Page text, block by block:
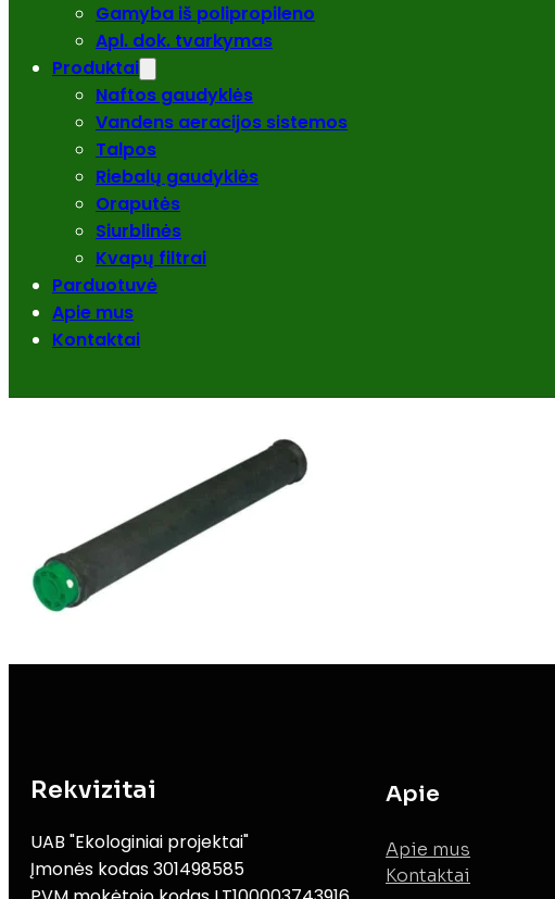
Gamyba iš polipropileno
Apl. dok. tvarkymas
Produktai
Naftos gaudyklės
Vandens aeracijos sistemos
Talpos
Riebalų gaudyklės
Oraputės
Siurblinės
Kvapų filtrai
Parduotuvė
Apie mus
Kontaktai
Rekvizitai
UAB "Ekologiniai projektai"
Įmonės kodas 301498585
Apie
Apie mus
Kontaktai